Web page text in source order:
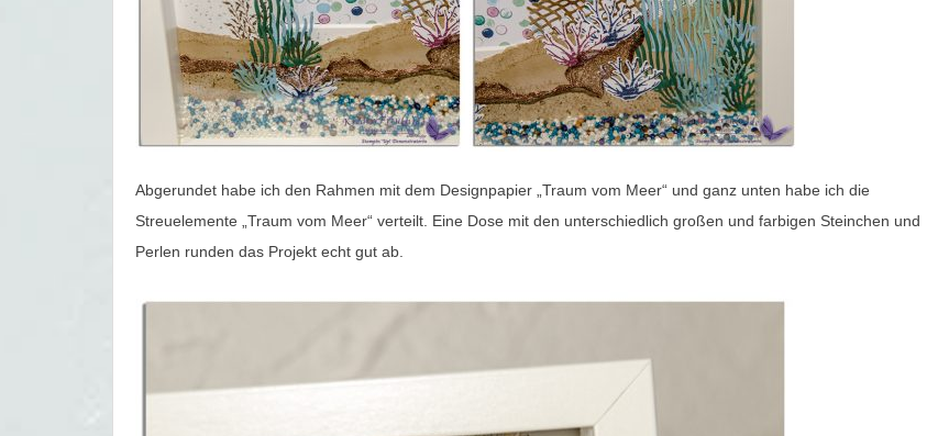
Abgerundet habe ich den Rahmen mit dem Designpapier „Traum vom Meer“ und ganz unten habe ich die
Streuelemente „Traum vom Meer“ verteilt. Eine Dose mit den unterschiedlich großen und farbigen Steinchen und
Perlen runden das Projekt echt gut ab.